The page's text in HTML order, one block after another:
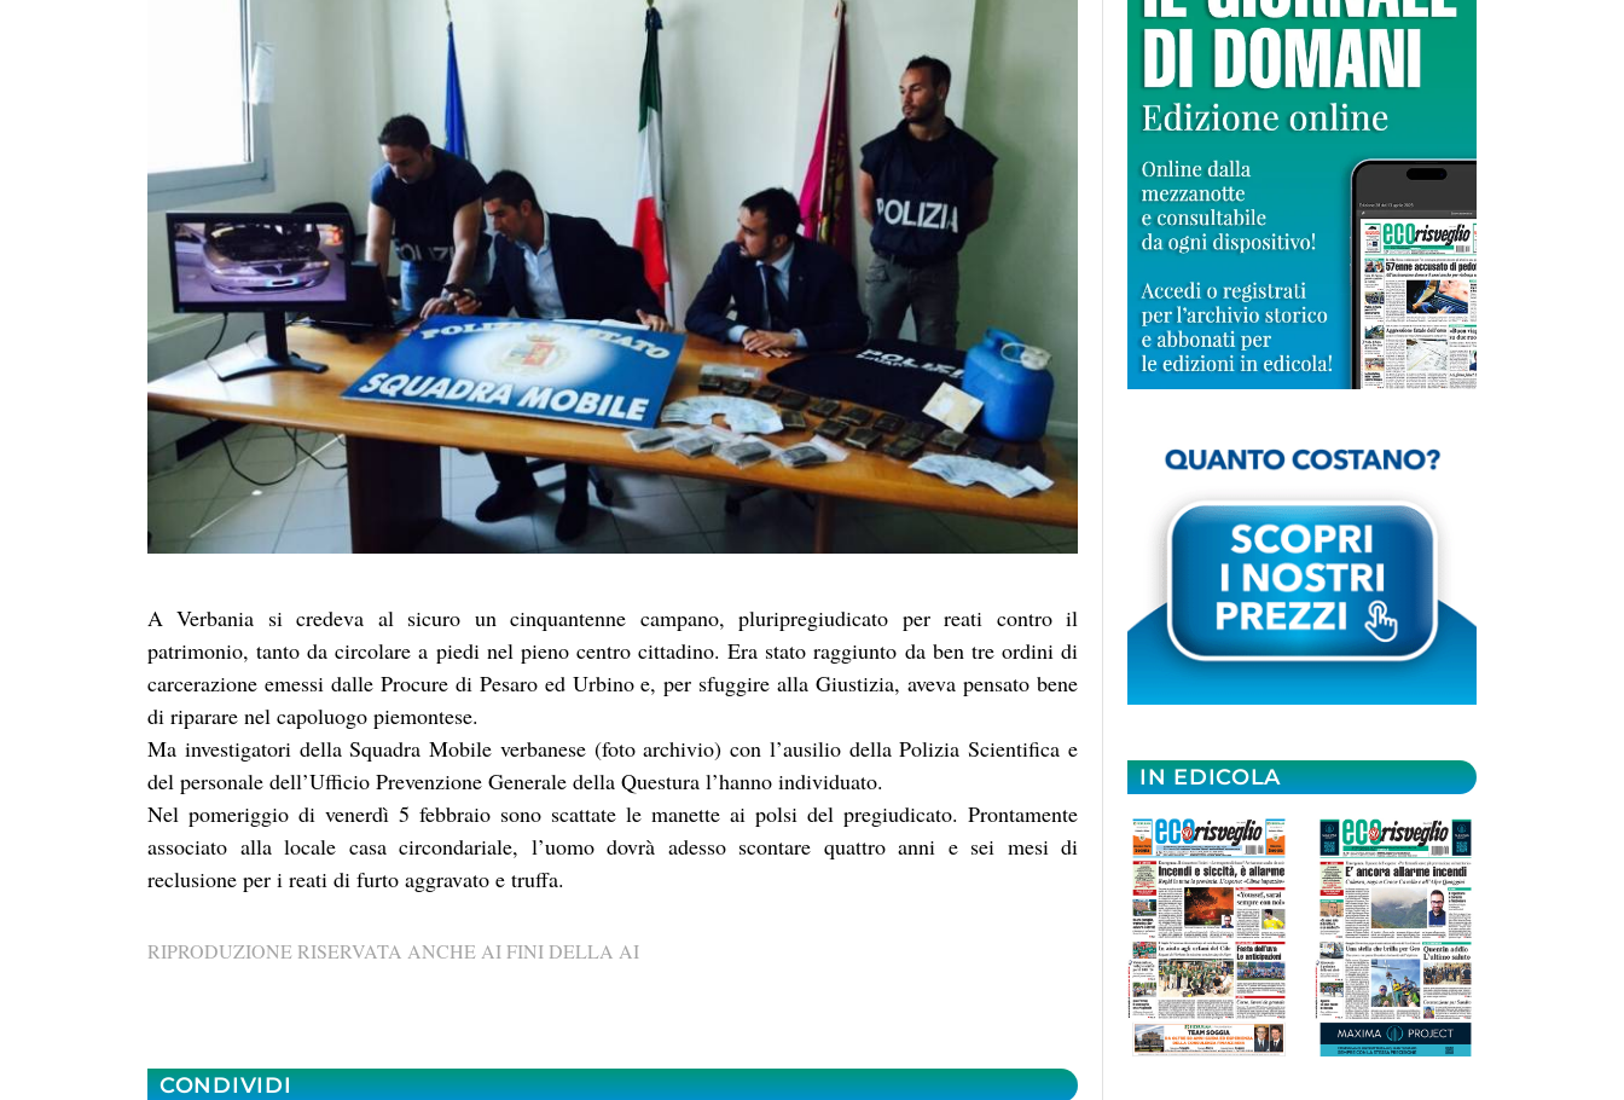
A Verbania si credeva al sicuro un cinquantenne campano, pluripregiudicato per reati contro il
patrimonio, tanto da circolare a piedi nel pieno centro cittadino. Era stato raggiunto da ben tre ordini di
carcerazione emessi dalle Procure di Pesaro ed Urbino e, per sfuggire alla Giustizia, aveva pensato bene
di riparare nel capoluogo piemontese.
Ma investigatori della Squadra Mobile verbanese (foto archivio) con l’ausilio della Polizia Scientifica e
del personale dell’Ufficio Prevenzione Generale della Questura l’hanno individuato.
Nel pomeriggio di venerdì 5 febbraio sono scattate le manette ai polsi del pregiudicato. Prontamente
associato alla locale casa circondariale, l’uomo dovrà adesso scontare quattro anni e sei mesi di
reclusione per i reati di furto aggravato e truffa.
RIPRODUZIONE RISERVATA ANCHE AI FINI DELLA AI
CONDIVIDI
IN EDICOLA